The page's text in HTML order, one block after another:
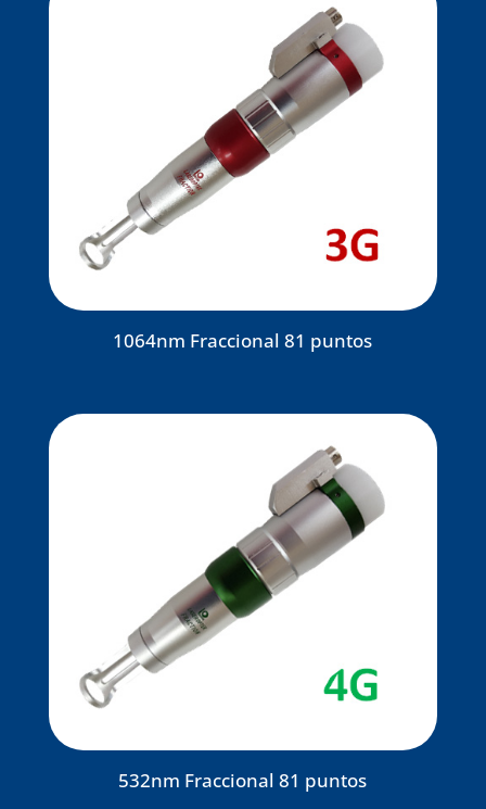
1064nm Fraccional 81 puntos
532nm Fraccional 81 puntos